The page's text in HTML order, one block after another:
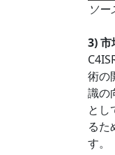
ソー
3) 市
術の
識の
とし
るた
す。